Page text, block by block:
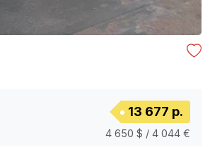
13 677 р.
4 650 $ / 4 044 €